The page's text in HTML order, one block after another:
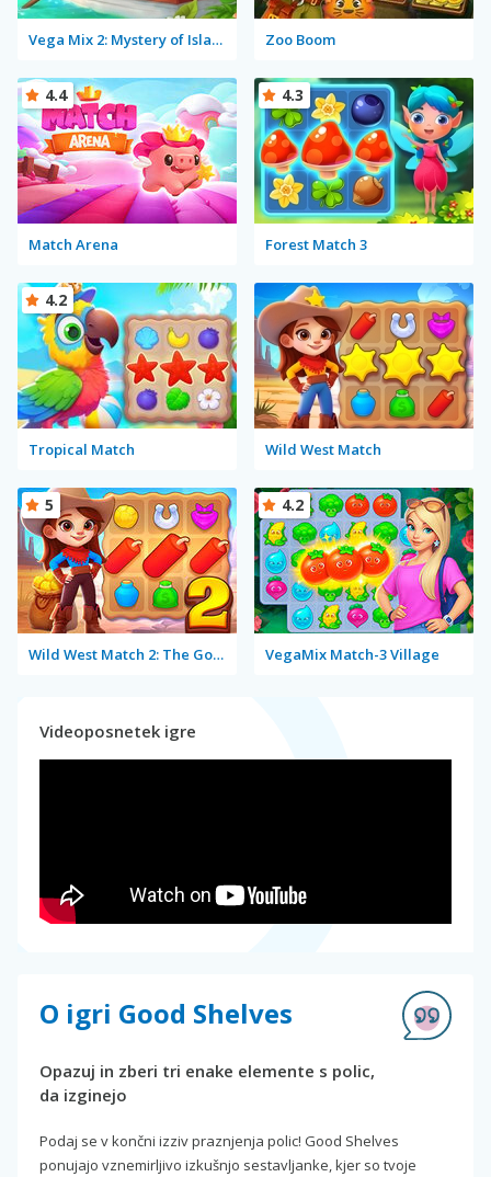
Vega Mix 2: Mystery of Island Zoo Boom
Match Arena
4.4
Forest Match 3
4.3
Tropical Match
4.2
Wild West Match
Wild West Match 2: The Gold Rush
5
VegaMix Match-3 Village
4.2
Videoposnetek igre
O igri Good Shelves
Opazuj in zberi tri enake elemente s polic,
da izginejo
Podaj se v končni izziv praznjenja polic! Good Shelves
ponujajo vznemirljivo izkušnjo sestavljanke, kjer so tvoje